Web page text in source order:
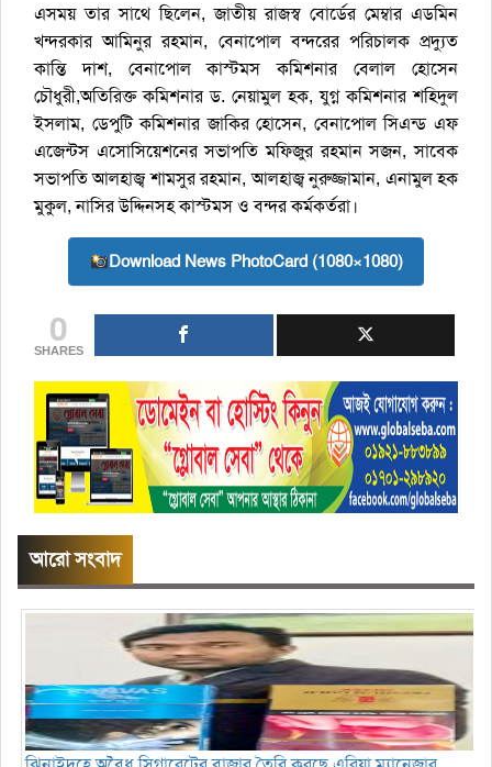
এসময় তার সাথে ছিলেন, জাতীয় রাজস্ব বোর্ডের মেম্বার এডমিন
খন্দরকার আমিনুর রহমান, বেনাপোল বন্দরের পরিচালক প্রদ্যুত
কান্তি দাশ, বেনাপোল কাস্টমস কমিশনার বেলাল হোসেন
চৌধুরী,অতিরিক্ত কমিশনার ড. নেয়ামুল হক, যুগ্ন কমিশনার শহিদুল
ইসলাম, ডেপুটি কমিশনার জাকির হোসেন, বেনাপোল সিএন্ড এফ
এজেন্টস এসোসিয়েশনের সভাপতি মফিজুর রহমান সজন, সাবেক
সভাপতি আলহাজ্ব শামসুর রহমান, আলহাজ্ব নুরুজ্জামান, এনামুল হক
মুকুল, নাসির উদ্দিনসহ কাস্টমস ও বন্দর কর্মকর্তরা।
Download News PhotoCard (1080×1080)
0
SHARES
আরো সংবাদ